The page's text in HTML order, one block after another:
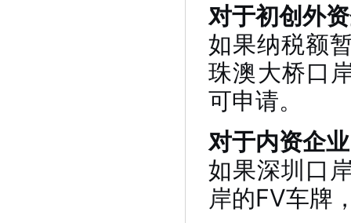
对于初创外
如果纳税额
珠澳大桥口
可申请。
对于内资企业
如果深圳口
岸的FV车牌